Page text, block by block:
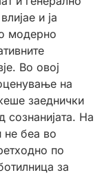
и ја
модерно
Во овој
на
заеднички
сознанијата. На
не беа во
по
за